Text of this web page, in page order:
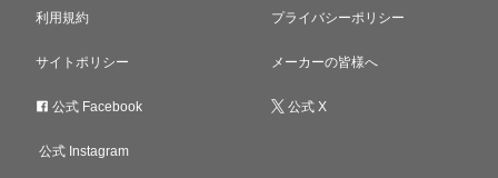
利用規約 プライバシーポリシー
サイトポリシー メーカーの皆様へ
公式 Facebook 公式 X
公式 Instagram